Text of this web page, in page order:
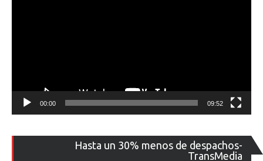
00:00 09:52
Hasta un 30% menos de despachos-
TransMedia
de